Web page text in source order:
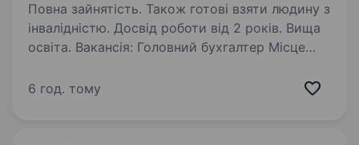
Повна зайнятість. Також готові взяти людину з
інвалідністю. Досвід роботи від 2 років. Вища
освіта. Вакансія: Головний бухгалтер Місце
Мереж Вимоги: Вища освіта з обліку, фінансів
6 год. тому